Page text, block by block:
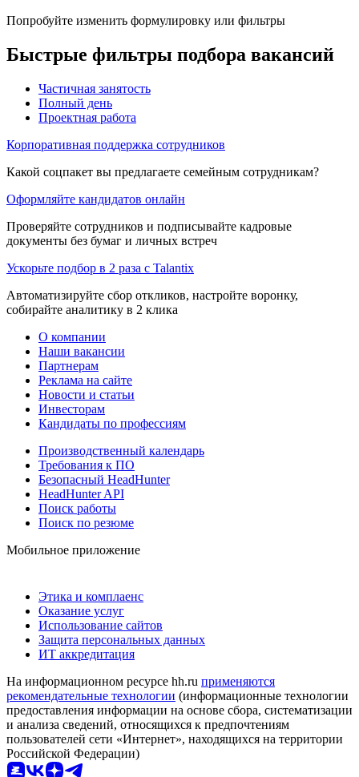
Попробуйте изменить формулировку или фильтры
Быстрые фильтры подбора вакансий
Частичная занятость
Полный день
Проектная работа
Корпоративная поддержка сотрудников
Какой соцпакет вы предлагаете семейным сотрудникам?
Оформляйте кандидатов онлайн
Проверяйте сотрудников и подписывайте кадровые
документы без бумаг и личных встреч
Ускорьте подбор в 2 раза с Talantix
Автоматизируйте сбор откликов, настройте воронку,
собирайте аналитику в 2 клика
О компании
Наши вакансии
Партнерам
Реклама на сайте
Новости и статьи
Инвесторам
Кандидаты по профессиям
Производственный календарь
Требования к ПО
Безопасный HeadHunter
HeadHunter API
Поиск работы
Поиск по резюме
Мобильное приложение
Этика и комплаенс
Оказание услуг
Использование сайтов
Защита персональных данных
ИТ аккредитация
На информационном ресурсе hh.ru применяются
рекомендательные технологии (информационные технологии
предоставления информации на основе сбора, систематизации
и анализа сведений, относящихся к предпочтениям
пользователей сети «Интернет», находящихся на территории
Российской Федерации)